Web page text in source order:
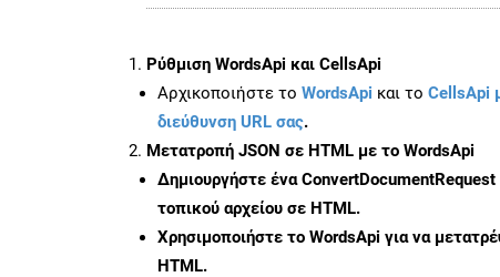
Ρύθμιση WordsApi και CellsApi
Αρχικοποιήστε το WordsApi και το CellsApi
διεύθυνση URL σας.
Μετατροπή JSON σε HTML με το WordsApi
Δημιουργήστε έναConvertDocumentRequest
τοπικού αρχείου σε HTML.
Χρησιμοποιήστε το WordsApi για να
HTML.